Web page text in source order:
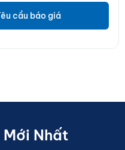
cầu báo giá
Mới Nhất